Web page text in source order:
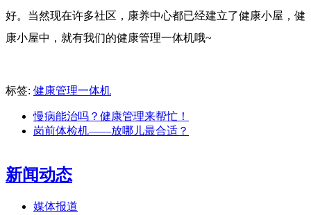
好。 当然现在许多社区，康养中心都已经建立了健康小屋，健
康小屋中，就有我们的健康管理一体机哦~
标签: 健康管理一体机
慢病能治吗？健康管理来帮忙！
岗前体检机——放哪儿最合适？
新闻动态
媒体报道